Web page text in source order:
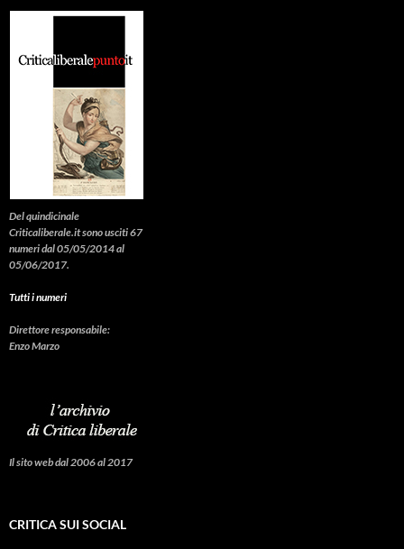
Del quindicinale
Criticaliberale.it sono usciti 67
numeri dal 05/05/2014 al
05/06/2017.
Tutti i numeri
Direttore responsabile:
Enzo Marzo
Il sito web dal 2006 al 2017
CRITICA SUI SOCIAL